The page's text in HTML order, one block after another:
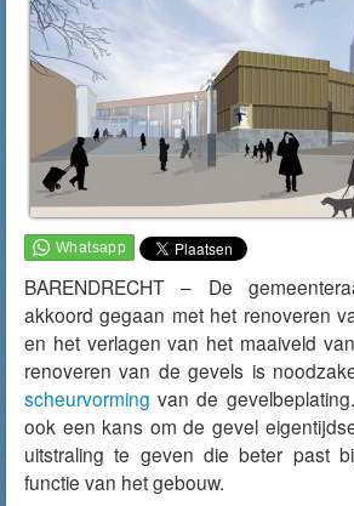
BARENDRECHT – De
akkoord gegaan met het renoveren
en het verlagen van het maaiveld
renoveren van de gevels is
scheurvorming van de
ook een kans om de gevel
uitstraling te geven die beter past
functie van het gebouw.